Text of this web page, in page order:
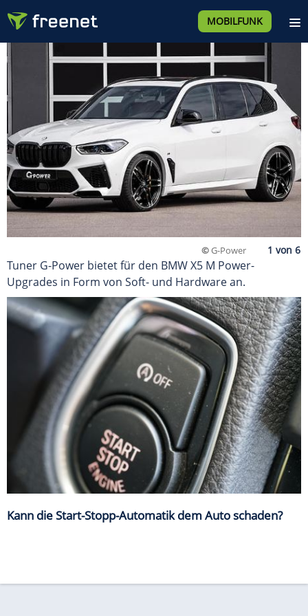
MOBILFUNK
©G-Power
Tuner G-Power bietet für den BMW X5 M Power-
Upgrades in Form von Soft- und Hardware an.
Kann die Start-Stopp-Automatik dem Auto schaden?